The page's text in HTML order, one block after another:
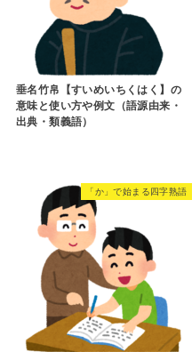
垂名竹帛【すいめいちくはく】の
意味と使い方や例文（語源由来・
出典・類義語）
「か」で始まる四字熟語